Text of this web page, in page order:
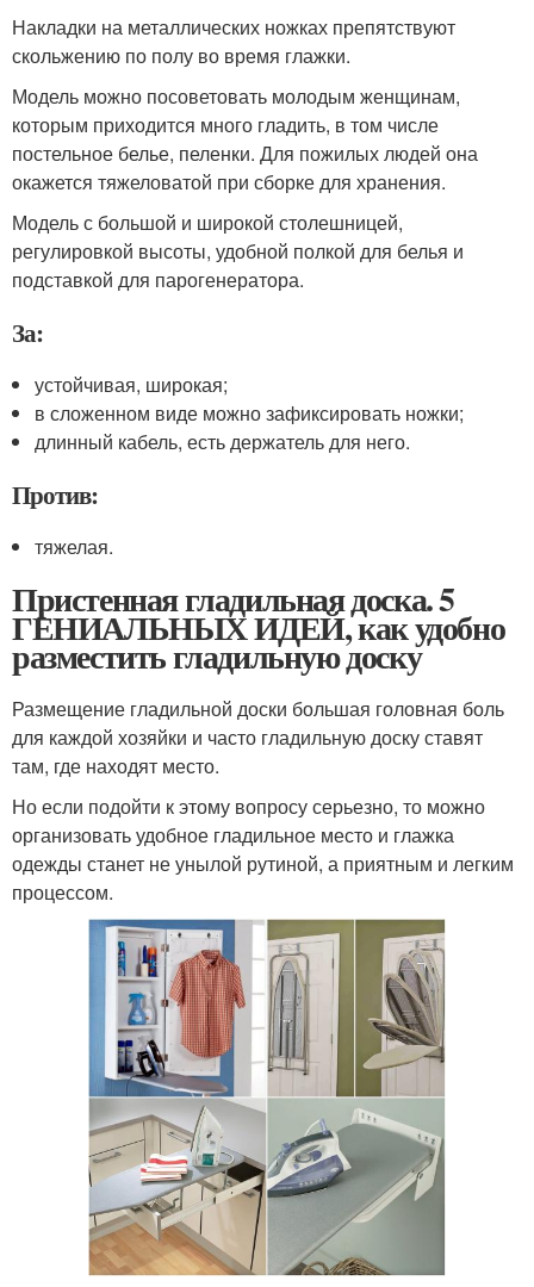
Накладки на металлических ножках препятствуют
скольжению по полу во время глажки.
Модель можно посоветовать молодым женщинам,
которым приходится много гладить, в том числе
постельное белье, пеленки. Для пожилых людей она
окажется тяжеловатой при сборке для хранения.
Модель с большой и широкой столешницей,
регулировкой высоты, удобной полкой для белья и
подставкой для парогенератора.
За:
устойчивая, широкая;
в сложенном виде можно зафиксировать ножки;
длинный кабель, есть держатель для него.
Против:
тяжелая.
Пристенная гладильная доска. 5
ГЕНИАЛЬНЫХ ИДЕЙ, как удобно
разместить гладильную доску
Размещение гладильной доски большая головная боль
для каждой хозяйки и часто гладильную доску ставят
там, где находят место.
Но если подойти к этому вопросу серьезно, то можно
организовать удобное гладильное место и глажка
одежды станет не унылой рутиной, а приятным и легким
процессом.